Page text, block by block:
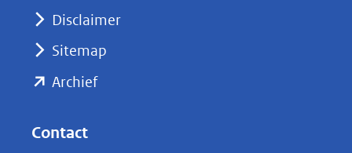
naar
Disclaimer
Sitemap
Archief(opent
Contact